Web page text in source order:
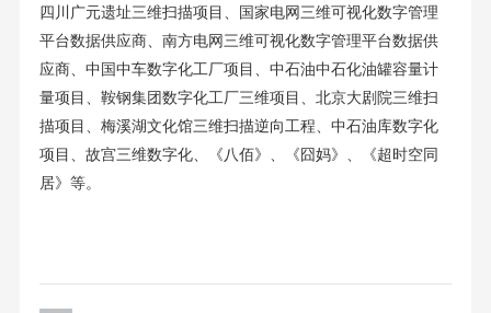
四川广元遗址三维扫描项目、国家电网三维可视化数字管理
平台数据供应商、南方电网三维可视化数字管理平台数据供
应商、中国中车数字化工厂项目、中石油中石化油罐容量计
量项目、鞍钢集团数字化工厂三维项目、北京大剧院三维扫
描项目、梅溪湖文化馆三维扫描逆向工程、中石油库数字化
项目、故宫三维数字化、《八佰》、《囧妈》、《超时空同
居》等。